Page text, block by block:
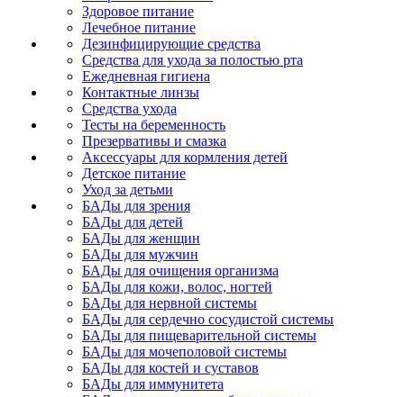
Здоровое питание
Лечебное питание
Дезинфицирующие средства
Средства для ухода за полостью рта
Ежедневная гигиена
Контактные линзы
Средства ухода
Тесты на беременность
Презервативы и смазка
Аксессуары для кормления детей
Детское питание
Уход за детьми
БАДы для зрения
БАДы для детей
БАДы для женщин
БАДы для мужчин
БАДы для очищения организма
БАДы для кожи, волос, ногтей
БАДы для нервной системы
БАДы для сердечно сосудистой системы
БАДы для пищеварительной системы
БАДы для мочеполовой системы
БАДы для костей и суставов
БАДы для иммунитета